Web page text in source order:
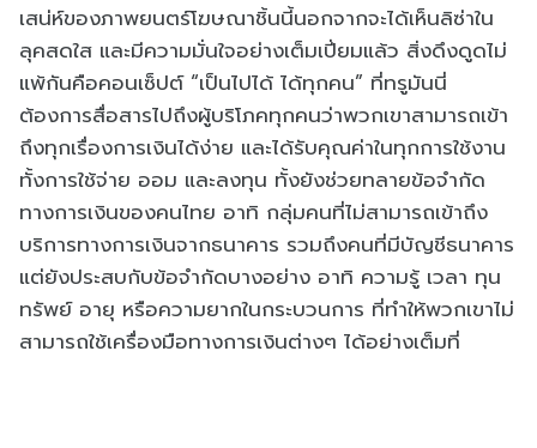
เสน่ห์ของภาพยนตร์โฆษณาชิ้นนี้นอกจากจะได้เห็นลิซ่าใน
ลุคสดใส และมีความมั่นใจอย่างเต็มเปี่ยมแล้ว สิ่งดึงดูดไม่
แพ้กันคือคอนเซ็ปต์ “เป็นไปได้ ได้ทุกคน” ที่ทรูมันนี่
ต้องการสื่อสารไปถึงผู้บริโภคทุกคนว่าพวกเขาสามารถเข้า
ถึงทุกเรื่องการเงินได้ง่าย และได้รับคุณค่าในทุกการใช้งาน
ทั้งการใช้จ่าย ออม และลงทุน ทั้งยังช่วยทลายข้อจำกัด
ทางการเงินของคนไทย อาทิ กลุ่มคนที่ไม่สามารถเข้าถึง
บริการทางการเงินจากธนาคาร รวมถึงคนที่มีบัญชีธนาคาร
แต่ยังประสบกับข้อจำกัดบางอย่าง อาทิ ความรู้ เวลา ทุน
ทรัพย์ อายุ หรือความยากในกระบวนการ ที่ทำให้พวกเขาไม่
สามารถใช้เครื่องมือทางการเงินต่างๆ ได้อย่างเต็มที่